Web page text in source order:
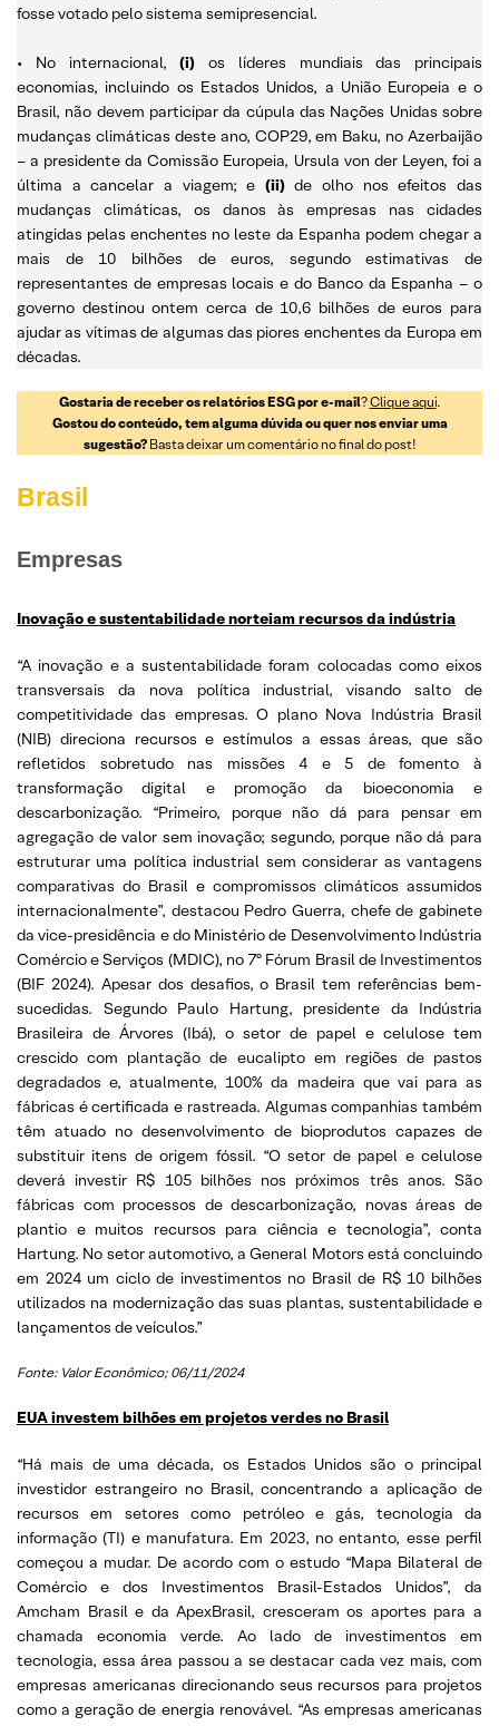
fosse votado pelo sistema semipresencial.
• No internacional,(i) os líderes mundiais das principais
economias, incluindo os Estados Unidos, a União Europeia e o
Brasil, não devem participar da cúpula das Nações Unidas sobre
mudanças climáticas deste ano, COP29, em Baku, no Azerbaijão
– a presidente da Comissão Europeia, Ursula von der Leyen, foi a
última a cancelar a viagem; e (ii)de olho nos efeitos das
mudanças climáticas, os danos às empresas nas cidades
atingidas pelas enchentes no leste da Espanha podem chegar a
mais de 10 bilhões de euros, segundo estimativas de
representantes de empresas locais e do Banco da Espanha – o
governo destinou ontem cerca de 10,6 bilhões de euros para
ajudar as vítimas de algumas das piores enchentes da Europa em
décadas.
Gostaria de receber os relatórios ESG por e-mail?Clique aqui.
Gostou do conteúdo, tem alguma dúvida ou quer nos enviar uma
sugestão?Basta deixar um comentário no final do post!
Brasil
Empresas
Inovação e sustentabilidade norteiam recursos da indústria
“A inovação e a sustentabilidade foram colocadas como eixos
transversais da nova política industrial, visando salto de
competitividade das empresas. O plano Nova Indústria Brasil
(NIB) direciona recursos e estímulos a essas áreas, que são
refletidos sobretudo nas missões 4 e 5 de fomento à
transformação digital e promoção da bioeconomia e
descarbonização. “Primeiro, porque não dá para pensar em
agregação de valor sem inovação; segundo, porque não dá para
estruturar uma política industrial sem considerar as vantagens
comparativas do Brasil e compromissos climáticos assumidos
internacionalmente”, destacou Pedro Guerra, chefe de gabinete
da vice-presidência e do Ministério de Desenvolvimento Indústria
Comércio e Serviços (MDIC), no 7º Fórum Brasil de Investimentos
(BIF 2024). Apesar dos desafios, o Brasil tem referências bem-
sucedidas. Segundo Paulo Hartung, presidente da Indústria
Brasileira de Árvores (Ibá), o setor de papel e celulose tem
crescido com plantação de eucalipto em regiões de pastos
degradados e, atualmente, 100% da madeira que vai para as
fábricas é certificada e rastreada. Algumas companhias também
têm atuado no desenvolvimento de bioprodutos capazes de
substituir itens de origem fóssil. “O setor de papel e celulose
deverá investir R$ 105 bilhões nos próximos três anos. São
fábricas com processos de descarbonização, novas áreas de
plantio e muitos recursos para ciência e tecnologia”, conta
Hartung. No setor automotivo, a General Motors está concluindo
em 2024 um ciclo de investimentos no Brasil de R$ 10 bilhões
utilizados na modernização das suas plantas, sustentabilidade e
lançamentos de veículos.”
Fonte: Valor Econômico; 06/11/2024
EUA investem bilhões em projetos verdes no Brasil
“Há mais de uma década, os Estados Unidos são o principal
investidor estrangeiro no Brasil, concentrando a aplicação de
recursos em setores como petróleo e gás, tecnologia da
informação (TI) e manufatura. Em 2023, no entanto, esse perfil
começou a mudar. De acordo com o estudo “Mapa Bilateral de
Comércio e dos Investimentos Brasil-Estados Unidos”, da
Amcham Brasil e da ApexBrasil, cresceram os aportes para a
chamada economia verde. Ao lado de investimentos em
tecnologia, essa área passou a se destacar cada vez mais, com
empresas americanas direcionando seus recursos para projetos
como a geração de energia renovável. “As empresas americanas